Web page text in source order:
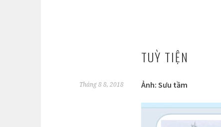
TUỲ TIỆN
Tháng 8 8, 2018 Ảnh: Sưu tầm